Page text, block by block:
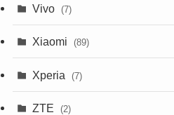
Vivo (7)
Xiaomi (89)
Xperia (7)
ZTE (2)